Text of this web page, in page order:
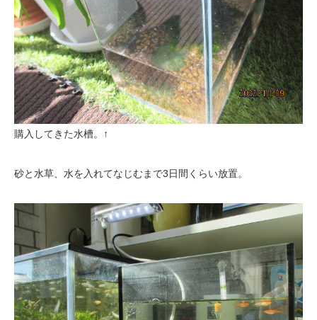
購入してきた水槽。↑
砂と水草、水を入れてなじむまで3日間くらい放置。